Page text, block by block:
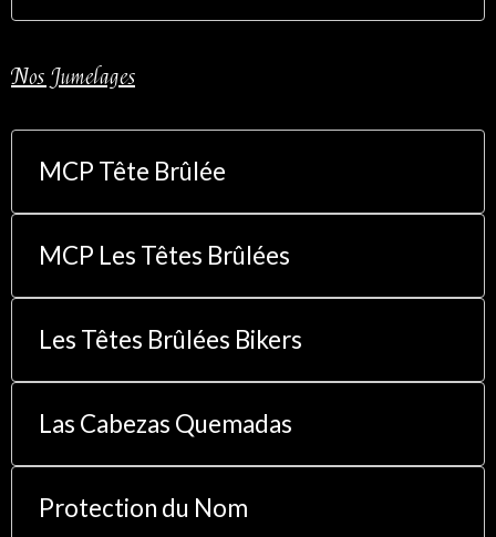
Nos Jumelages
MCP Tête Brûlée
MCP Les Têtes Brûlées
Les Têtes Brûlées Bikers
Las Cabezas Quemadas
Protection du Nom